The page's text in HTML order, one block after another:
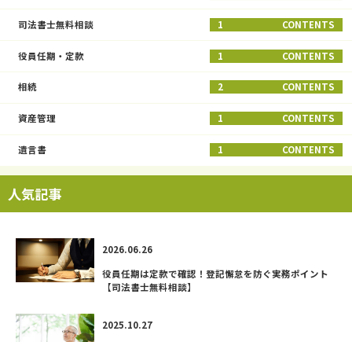
司法書士無料相談 1 CONTENTS
役員任期・定款 1 CONTENTS
相続 2 CONTENTS
資産管理 1 CONTENTS
遺言書 1 CONTENTS
人気記事
2026.06.26
役員任期は定款で確認！登記懈怠を防ぐ実務ポイント
【司法書士無料相談】
2025.10.27